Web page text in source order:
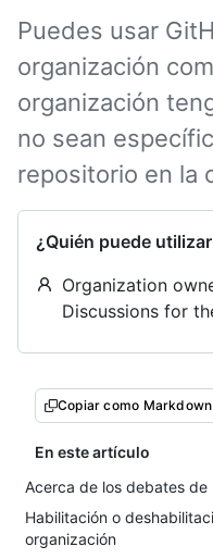
Puedes usar
organización
organización
no sean
repositorio en la
¿Quién puede
Organization
Discussions for
Copiar como Markdown
En este artículo
Acerca de los debates de
Habilitación o
organización